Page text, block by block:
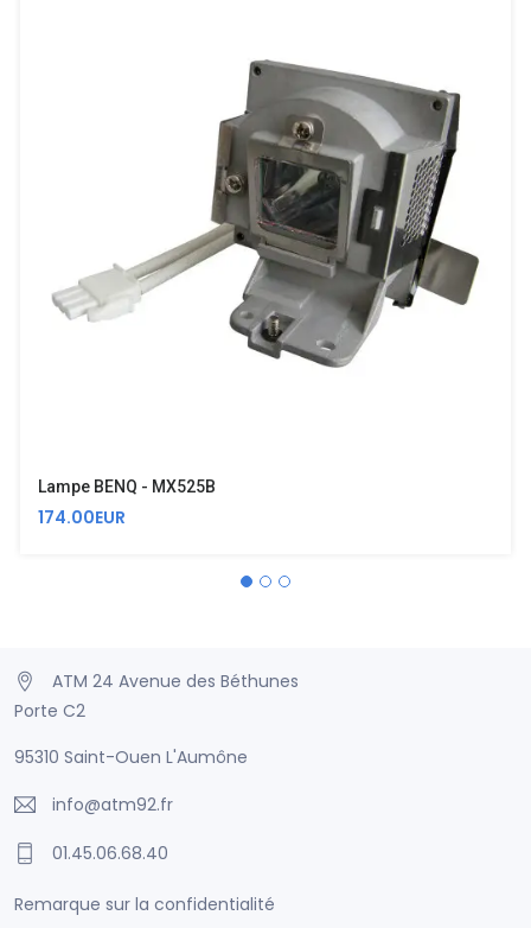
Lampe BENQ - MX525B
174.00EUR
ATM 24 Avenue des Béthunes
Porte C2
95310 Saint-Ouen L'Aumône
info@atm92.fr
01.45.06.68.40
Remarque sur la confidentialité